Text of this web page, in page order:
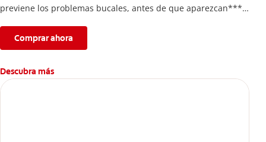
previene los problemas bucales, antes de que aparezcan****.
completa limpieza dental.
*Con el cepillado 2 veces por día y uso continuo por 4
semanas.
**Patentada en Estados Unidos.
Comprar ahora
Descubra más